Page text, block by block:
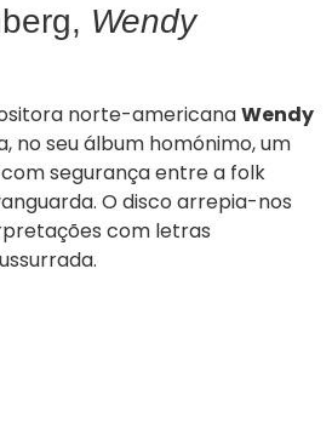
Wendy
norte-americanaWendy
no seu álbum homónimo, um
segurança entre a folk
O disco arrepia-nos
com letras